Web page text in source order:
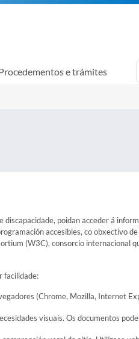
e trámites
poidan acceder á
accesibles, co obxectivo
(W3C), consorcio internacional
facilidade:
(Chrome, Mozilla, Internet
visuais. Os documentos